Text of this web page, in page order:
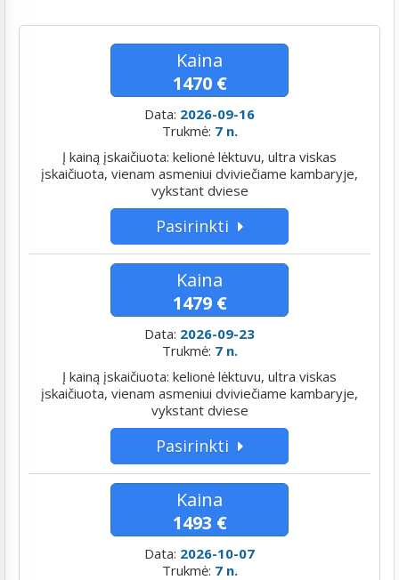
Kaina
1470 €
Data: 2026-09-16
Trukmė: 7 n.
Į kainą įskaičiuota: kelionė lėktuvu, ultra viskas
įskaičiuota, vienam asmeniui dviviečiame kambaryje,
vykstant dviese
Pasirinkti
Kaina
1479 €
Data: 2026-09-23
Trukmė: 7 n.
Į kainą įskaičiuota: kelionė lėktuvu, ultra viskas
įskaičiuota, vienam asmeniui dviviečiame kambaryje,
vykstant dviese
Pasirinkti
Kaina
1493 €
Data: 2026-10-07
Trukmė: 7 n.